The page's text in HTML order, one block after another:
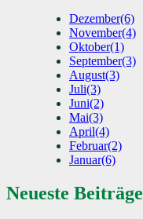
Dezember(6)
November(4)
Oktober(1)
September(3)
August(3)
Juli(3)
Juni(2)
Mai(3)
April(4)
Februar(2)
Januar(6)
Neueste Beiträge